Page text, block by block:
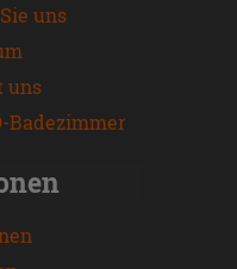
uns
uns
Badezimmer